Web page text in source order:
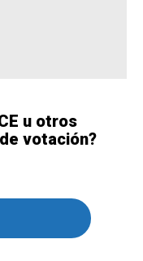
u otros
votación?